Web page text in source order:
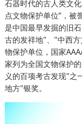
石器时代的古人类文
点文物保护单位”，被
是中国最早发掘的旧
古的发祥地"、"中西
物保护单位，国家
家列为全国文物保护
义的百项考古发现"之
地方"银奖。